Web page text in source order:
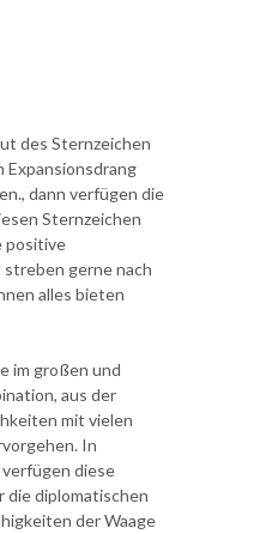
des Sternzeichen
Expansionsdrang
dann verfügen die
Sternzeichen
positive
gerne nach
alles bieten
im großen und
aus der
mit vielen
In
diese
die diplomatischen
der Waage